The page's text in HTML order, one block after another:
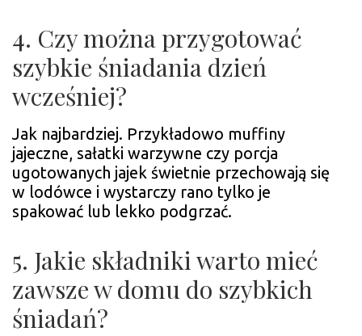
4. Czy można przygotować
szybkie śniadania dzień
wcześniej?
Jak najbardziej. Przykładowo muffiny
jajeczne, sałatki warzywne czy porcja
ugotowanych jajek świetnie przechowają się
w lodówce i wystarczy rano tylko je
spakować lub lekko podgrzać.
5. Jakie składniki warto mieć
zawsze w domu do szybkich
śniadań?